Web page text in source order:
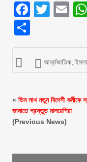
আর্ন্তজাতিক
« তিন লাখ নতুন বিদেশী কর্মীকে
জানাতে প্রস্তুত মালয়েশিয়া
(Previous News)